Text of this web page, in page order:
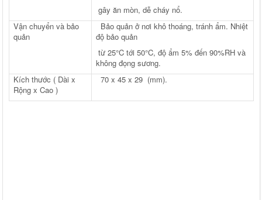
gây ăn mòn, dễ cháy nổ.
Vận chuyển và bảo
quản
Bảo quản ở nơi khô thoáng, tránh ẩm. Nhiệt
độ bảo quản
từ 25°C tới 50°C, độ ẩm 5% đến 90%RH và
không đọng sương.
Kích thước ( Dài x
Rộng x Cao )
70 x 45 x 29 (mm).